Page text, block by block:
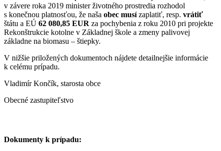
v závere roka 2019 minister životného prostredia rozhodol
s konečnou platnosťou, že naša obec musízaplatiť, resp. vrátiť
štátu a EÚ 62 080,85 EUR za pochybenia z roku 2010 pri projekte
Rekonštrukcie kotolne v Základnej škole a zmeny palivovej
základne na biomasu – štiepky.
V nižšie priložených dokumentoch nájdete detailnejšie informácie
k celému prípadu.
Vladimír Končík, starosta obce
Obecné zastupiteľstvo
Dokumenty k prípadu: